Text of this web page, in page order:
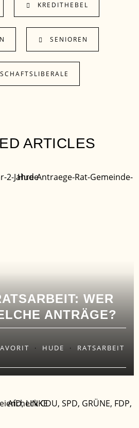
KREDITHEBEL
SENIOREN
ARTICLES
WER
ANTRÄGE?
· HUDE · RATSARBEIT